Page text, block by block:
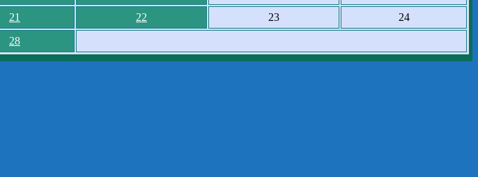
21 22 23
24
28